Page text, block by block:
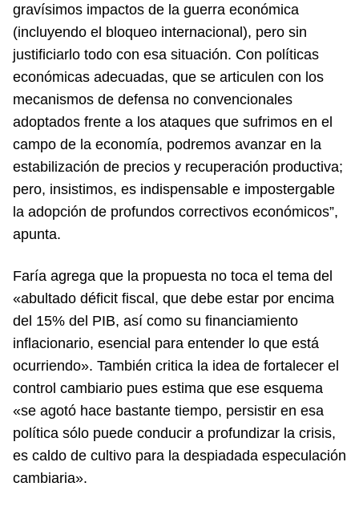
gravísimos impactos de la guerra económica
(incluyendo el bloqueo internacional), pero sin
justificiarlo todo con esa situación. Con políticas
económicas adecuadas, que se articulen con los
mecanismos de defensa no convencionales
adoptados frente a los ataques que sufrimos en el
campo de la economía, podremos avanzar en la
estabilización de precios y recuperación productiva;
pero, insistimos, es indispensable e impostergable
la adopción de profundos correctivos económicos”,
apunta.
Faría agrega que la propuesta no toca el tema del
«abultado déficit fiscal, que debe estar por encima
del 15% del PIB, así como su financiamiento
inflacionario, esencial para entender lo que está
ocurriendo». También critica la idea de fortalecer el
control cambiario pues estima que ese esquema
«se agotó hace bastante tiempo, persistir en esa
política sólo puede conducir a profundizar la crisis,
es caldo de cultivo para la despiadada especulación
cambiaria».